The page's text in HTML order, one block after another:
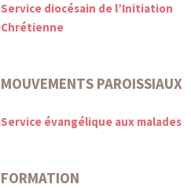
Service diocésain de l’Initiation
Chrétienne
MOUVEMENTS PAROISSIAUX
Service évangélique aux malades
FORMATION